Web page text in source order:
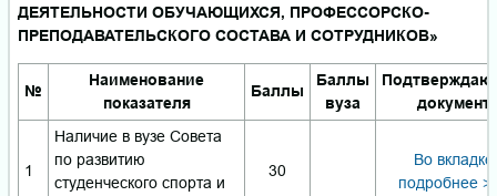
ДЕЯТЕЛЬНОСТИ ОБУЧАЮЩИХСЯ, ПРОФЕССОРСКО-
ПРЕПОДАВАТЕЛЬСКОГО СОСТАВА И СОТРУДНИКОВ»
№
Наименование
показателя
Баллы
Баллы
вуза
документ
1
Наличие в вузе Совета
по развитию
студенческого спорта и
30
Во вкладке
подробнее